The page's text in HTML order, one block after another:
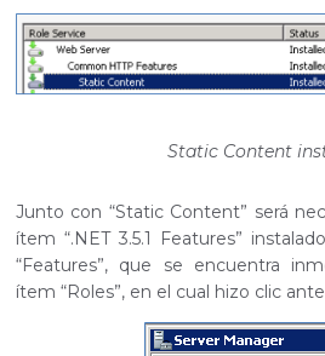
Static Content
Junto con “Static Content” será
ítem “.NET 3.5.1 Features”
“Features”, que se encuentra
ítem “Roles”, en el cual hizo clic